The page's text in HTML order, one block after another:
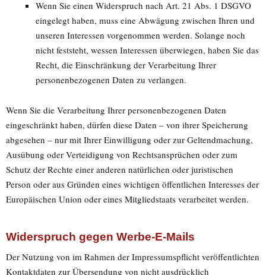
Wenn Sie einen Widerspruch nach Art. 21 Abs. 1 DSGVO
eingelegt haben, muss eine Abwägung zwischen Ihren und
unseren Interessen vorgenommen werden. Solange noch
nicht feststeht, wessen Interessen überwiegen, haben Sie das
Recht, die Einschränkung der Verarbeitung Ihrer
personenbezogenen Daten zu verlangen.
Wenn Sie die Verarbeitung Ihrer personenbezogenen Daten
eingeschränkt haben, dürfen diese Daten – von ihrer Speicherung
abgesehen – nur mit Ihrer Einwilligung oder zur Geltendmachung,
Ausübung oder Verteidigung von Rechtsansprüchen oder zum
Schutz der Rechte einer anderen natürlichen oder juristischen
Person oder aus Gründen eines wichtigen öffentlichen Interesses der
Europäischen Union oder eines Mitgliedstaats verarbeitet werden.
Widerspruch gegen Werbe-E-Mails
Der Nutzung von im Rahmen der Impressumspflicht veröffentlichten
Kontaktdaten zur Übersendung von nicht ausdrücklich